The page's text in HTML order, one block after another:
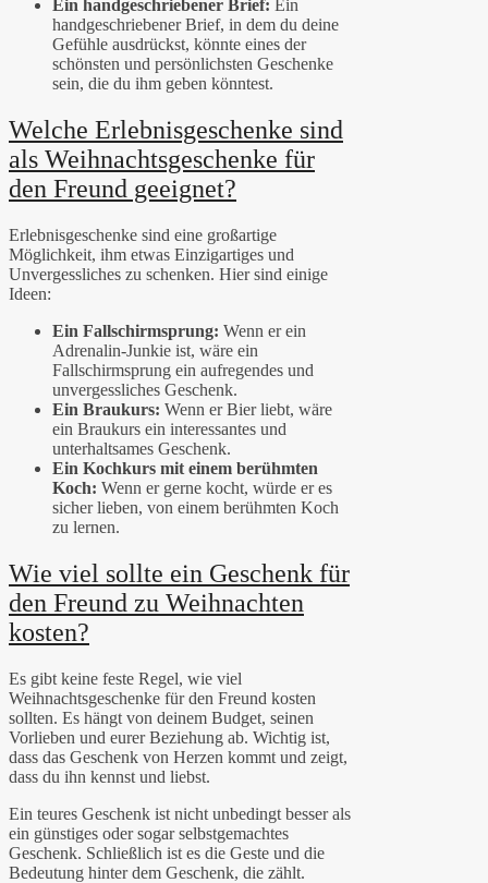
Ein handgeschriebener Brief: Ein
handgeschriebener Brief, in dem du deine
Gefühle ausdrückst, könnte eines der
schönsten und persönlichsten Geschenke
sein, die du ihm geben könntest.
Welche Erlebnisgeschenke sind
als Weihnachtsgeschenke für
den Freund geeignet?
Erlebnisgeschenke sind eine großartige
Möglichkeit, ihm etwas Einzigartiges und
Unvergessliches zu schenken. Hier sind einige
Ideen:
Ein Fallschirmsprung: Wenn er ein
Adrenalin-Junkie ist, wäre ein
Fallschirmsprung ein aufregendes und
unvergessliches Geschenk.
Ein Braukurs: Wenn er Bier liebt, wäre
ein Braukurs ein interessantes und
unterhaltsames Geschenk.
Ein Kochkurs mit einem berühmten
Koch: Wenn er gerne kocht, würde er es
sicher lieben, von einem berühmten Koch
zu lernen.
Wie viel sollte ein Geschenk für
den Freund zu Weihnachten
kosten?
Es gibt keine feste Regel, wie viel
Weihnachtsgeschenke für den Freund kosten
sollten. Es hängt von deinem Budget, seinen
Vorlieben und eurer Beziehung ab. Wichtig ist,
dass das Geschenk von Herzen kommt und zeigt,
dass du ihn kennst und liebst.
Ein teures Geschenk ist nicht unbedingt besser als
ein günstiges oder sogar selbstgemachtes
Geschenk. Schließlich ist es die Geste und die
Bedeutung hinter dem Geschenk, die zählt.